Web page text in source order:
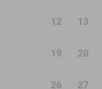
12 13
19 20
26 27